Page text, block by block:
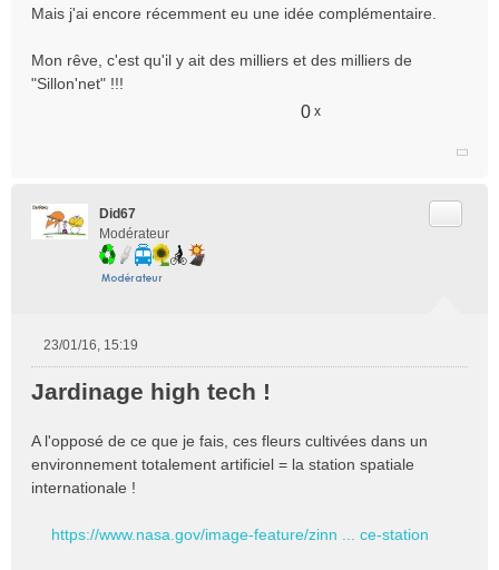
Mais j'ai encore récemment eu une idée complémentaire.
Mon rêve, c'est qu'il y ait des milliers et des milliers de
"Sillon'net" !!!
0 x
Did67
Modérateur
s
a
g
e
23/01/16, 15:19
Jardinage high tech !
A l'opposé de ce que je fais, ces fleurs cultivées dans un
environnement totalement artificiel = la station spatiale
internationale !
https://www.nasa.gov/image-feature/zinn ... ce-station